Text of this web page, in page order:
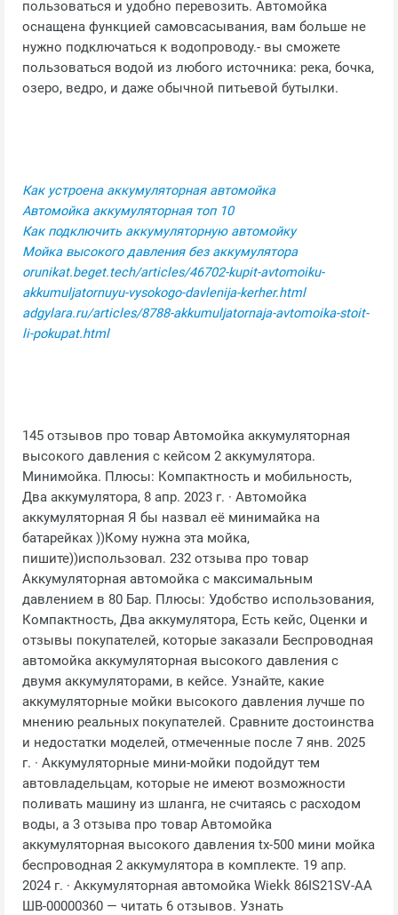
пользоваться и удобно перевозить. Автомойка
оснащена функцией самовсасывания, вам больше не
нужно подключаться к водопроводу.- вы сможете
пользоваться водой из любого источника: река, бочка,
озеро, ведро, и даже обычной питьевой бутылки.
Как устроена аккумуляторная автомойка
Автомойка аккумуляторная топ 10
Как подключить аккумуляторную автомойку
Мойка высокого давления без аккумулятора
orunikat.beget.tech/articles/46702-kupit-avtomoiku-
akkumuljatornuyu-vysokogo-davlenija-kerher.html
adgylara.ru/articles/8788-akkumuljatornaja-avtomoika-stoit-
li-pokupat.html
145 отзывов про товар Автомойка аккумуляторная
высокого давления с кейсом 2 аккумулятора.
Минимойка. Плюсы: Компактность и мобильность,
Два аккумулятора, 8 апр. 2023 г. · Автомойка
аккумуляторная Я бы назвал её минимайка на
батарейках ))Кому нужна эта мойка,
пишите))использовал. 232 отзыва про товар
Аккумуляторная автомойка с максимальным
давлением в 80 Бар. Плюсы: Удобство использования,
Компактность, Два аккумулятора, Есть кейс, Оценки и
отзывы покупателей, которые заказали Беспроводная
автомойка аккумуляторная высокого давления с
двумя аккумуляторами, в кейсе. Узнайте, какие
аккумуляторные мойки высокого давления лучше по
мнению реальных покупателей. Сравните достоинства
и недостатки моделей, отмеченные после 7 янв. 2025
г. · Аккумуляторные мини-мойки подойдут тем
автовладельцам, которые не имеют возможности
поливать машину из шланга, не считаясь с расходом
воды, а 3 отзыва про товар Автомойка
аккумуляторная высокого давления tx-500 мини мойка
беспроводная 2 аккумулятора в комплекте. 19 апр.
2024 г. · Аккумуляторная автомойка Wiekk 86IS21SV-AA
ШВ-00000360 — читать 6 отзывов. Узнать